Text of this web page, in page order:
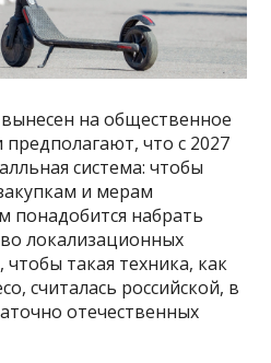
на общественное
что с 2027
система: чтобы
и мерам
понадобится набрать
локализационных
такая техника, как
считалась российской, в
отечественных